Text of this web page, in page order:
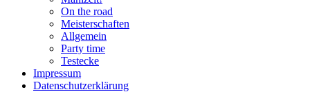
On the road
Meisterschaften
Allgemein
Party time
Testecke
Impressum
Datenschutzerklärung